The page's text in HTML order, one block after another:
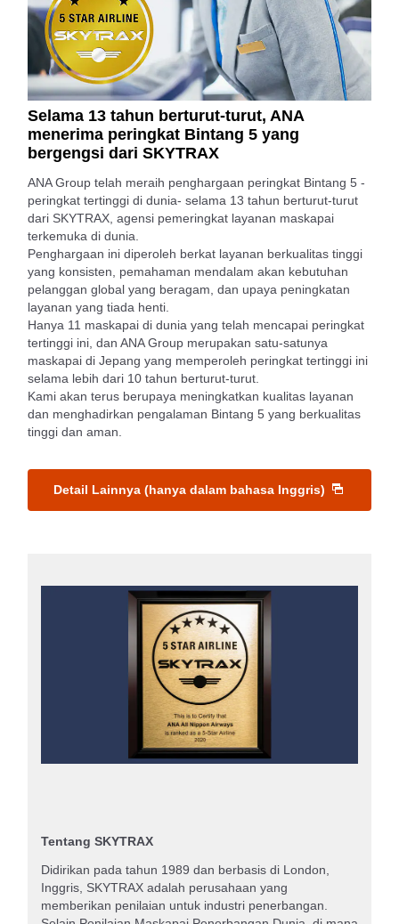
Selama 13 tahun berturut-turut, ANA
menerima peringkat Bintang 5 yang
bergengsi dari SKYTRAX
ANA Group telah meraih penghargaan peringkat Bintang 5 -
peringkat tertinggi di dunia- selama 13 tahun berturut-turut
dari SKYTRAX, agensi pemeringkat layanan maskapai
terkemuka di dunia.
Penghargaan ini diperoleh berkat layanan berkualitas tinggi
yang konsisten, pemahaman mendalam akan kebutuhan
pelanggan global yang beragam, dan upaya peningkatan
layanan yang tiada henti.
Hanya 11 maskapai di dunia yang telah mencapai peringkat
tertinggi ini, dan ANA Group merupakan satu-satunya
maskapai di Jepang yang memperoleh peringkat tertinggi ini
selama lebih dari 10 tahun berturut-turut.
Kami akan terus berupaya meningkatkan kualitas layanan
dan menghadirkan pengalaman Bintang 5 yang berkualitas
tinggi dan aman.
Detail Lainnya (hanya dalam bahasa Inggris)
Tentang SKYTRAX
Didirikan pada tahun 1989 dan berbasis di London,
Inggris, SKYTRAX adalah perusahaan yang
memberikan penilaian untuk industri penerbangan.